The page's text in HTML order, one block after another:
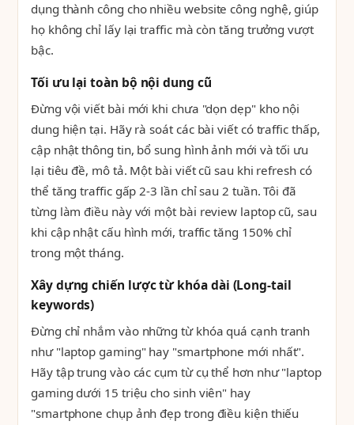
dụng thành công cho nhiều website công nghệ, giúp
họ không chỉ lấy lại traffic mà còn tăng trưởng vượt
bậc.
Tối ưu lại toàn bộ nội dung cũ
Đừng vội viết bài mới khi chưa "dọn dẹp" kho nội
dung hiện tại. Hãy rà soát các bài viết có traffic thấp,
cập nhật thông tin, bổ sung hình ảnh mới và tối ưu
lại tiêu đề, mô tả. Một bài viết cũ sau khi refresh có
thể tăng traffic gấp 2-3 lần chỉ sau 2 tuần. Tôi đã
từng làm điều này với một bài review laptop cũ, sau
khi cập nhật cấu hình mới, traffic tăng 150% chỉ
trong một tháng.
Xây dựng chiến lược từ khóa dài (Long-tail
keywords)
Đừng chỉ nhắm vào những từ khóa quá cạnh tranh
như "laptop gaming" hay "smartphone mới nhất".
Hãy tập trung vào các cụm từ cụ thể hơn như "laptop
gaming dưới 15 triệu cho sinh viên" hay
"smartphone chụp ảnh đẹp trong điều kiện thiếu